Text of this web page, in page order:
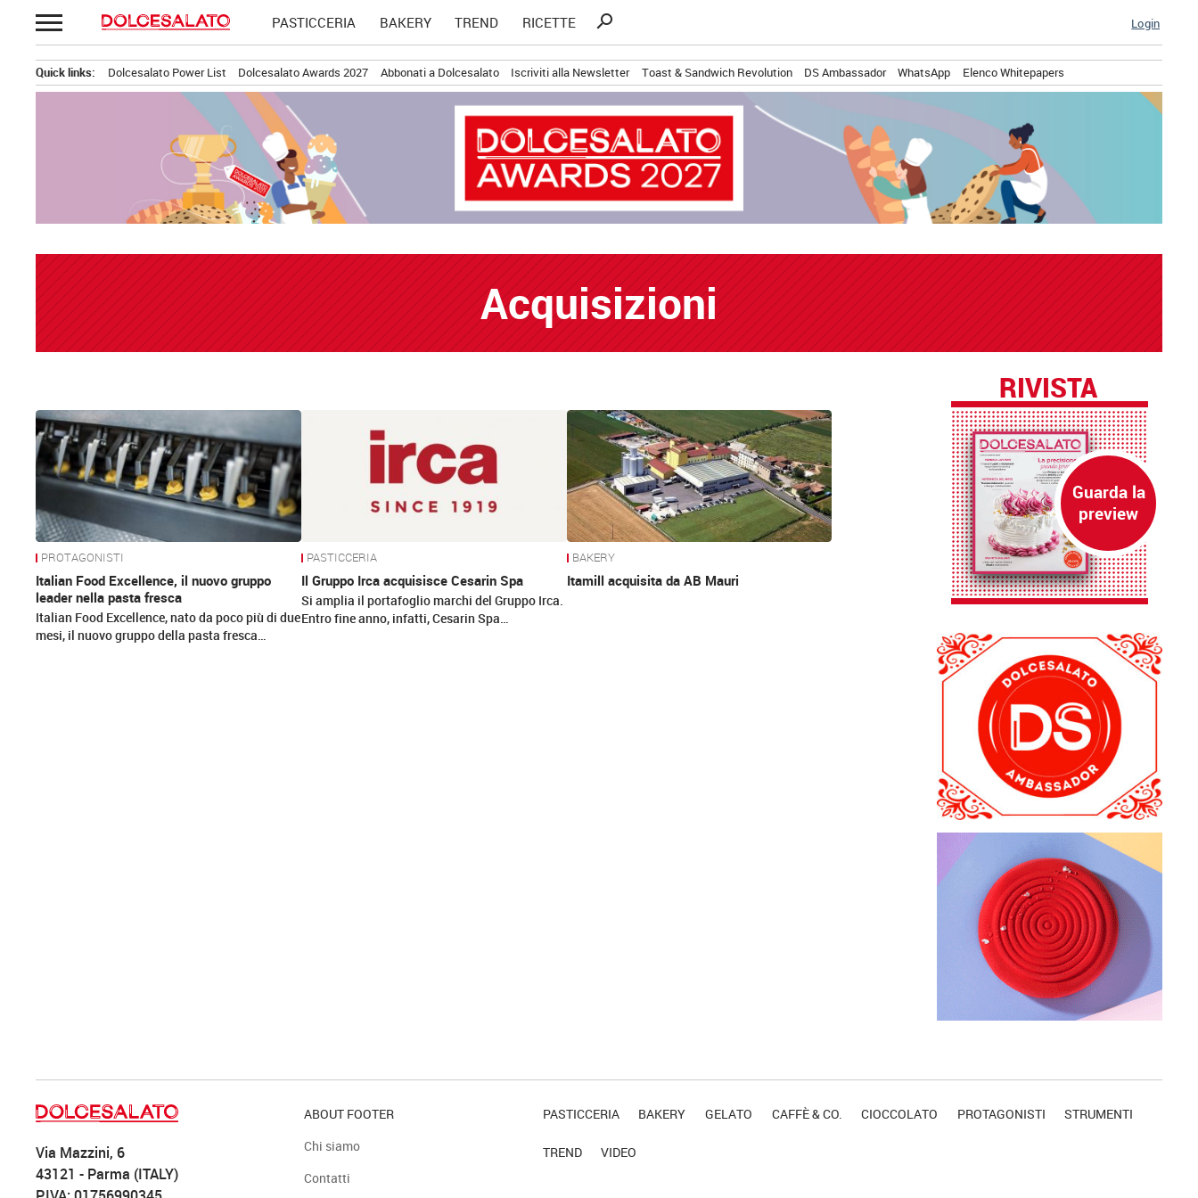
Passa
al
PASTICCERIA BAKERY TREND RICETTE
Ricerca
search Login
Quick links: Dolcesalato Power List Dolcesalato Awards 2027 Abbonati a Dolcesalato Iscriviti alla Newsletter Toast & Sandwich Revolution DS Ambassador WhatsApp Elenco Whitepapers
Acquisizioni
News
PROTAGONISTI
Italian Food Excellence, il nuovo gruppo
leader nella pasta fresca
Italian Food Excellence, nato da poco più di due
mesi, il nuovo gruppo della pasta fresca…
PASTICCERIA
Il Gruppo Irca acquisisce Cesarin Spa
Si amplia il portafoglio marchi del Gruppo Irca.
Entro fine anno, infatti, Cesarin Spa…
BAKERY
Itamill acquisita da AB Mauri
RIVISTA
Via Mazzini, 6
43121 - Parma (ITALY)
ABOUT FOOTER
Chi siamo
Contatti
PASTICCERIA BAKERY GELATO CAFFÈ & CO. CIOCCOLATO PROTAGONISTI STRUMENTI
TREND VIDEO